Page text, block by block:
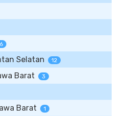
Selatan 12
Barat 3
Barat 1